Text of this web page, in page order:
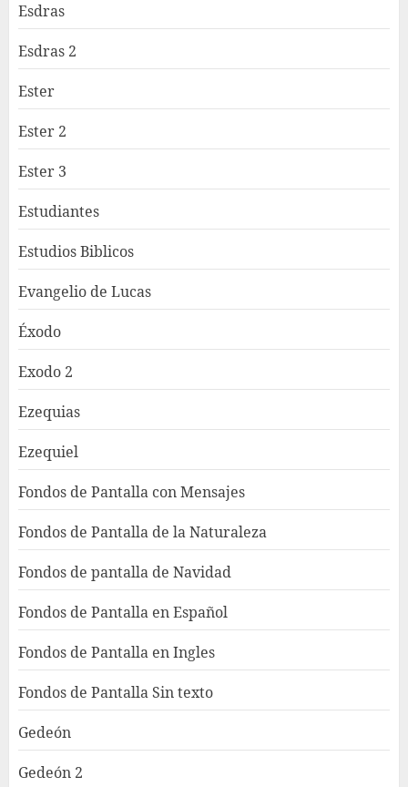
Esdras
Esdras 2
Ester
Ester 2
Ester 3
Estudiantes
Estudios Biblicos
Evangelio de Lucas
Éxodo
Exodo 2
Ezequias
Ezequiel
Fondos de Pantalla con Mensajes
Fondos de Pantalla de la Naturaleza
Fondos de pantalla de Navidad
Fondos de Pantalla en Español
Fondos de Pantalla en Ingles
Fondos de Pantalla Sin texto
Gedeón
Gedeón 2